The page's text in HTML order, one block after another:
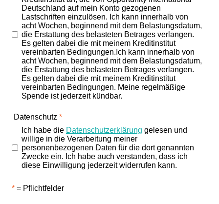
Deutschland auf mein Konto gezogenen
Lastschriften einzulösen. Ich kann innerhalb von
acht Wochen, beginnend mit dem Belastungsdatum,
die Erstattung des belasteten Betrages verlangen.
Es gelten dabei die mit meinem Kreditinstitut
vereinbarten Bedingungen. Ich kann innerhalb von
acht Wochen, beginnend mit dem Belastungsdatum,
die Erstattung des belasteten Betrages verlangen.
Es gelten dabei die mit meinem Kreditinstitut
vereinbarten Bedingungen. Meine regelmäßige
Spende ist jederzeit kündbar.
Datenschutz *
Ich habe die Datenschutzerklärung gelesen und
willige in die Verarbeitung meiner
personenbezogenen Daten für die dort genannten
Zwecke ein. Ich habe auch verstanden, dass ich
diese Einwilligung jederzeit widerrufen kann.
* = Pflichtfelder